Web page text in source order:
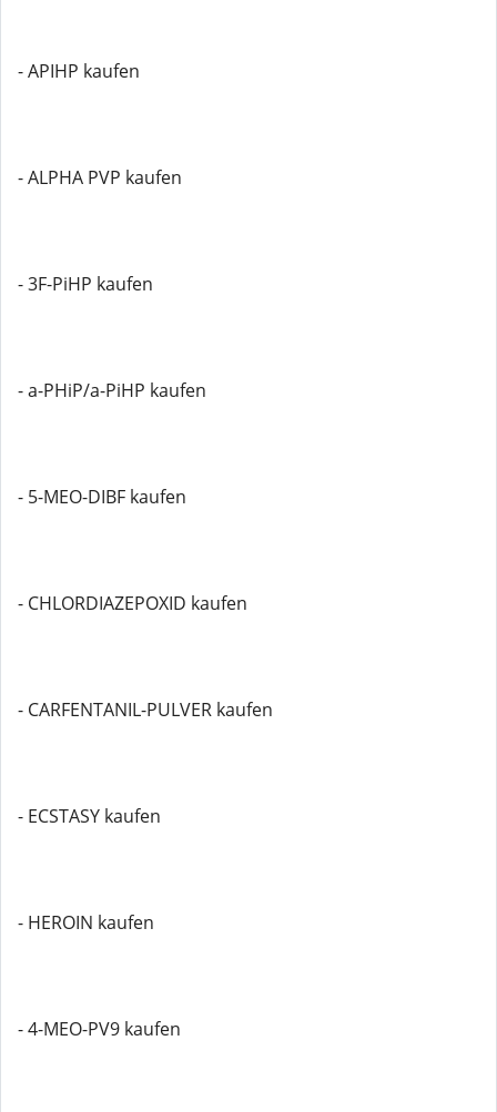
- APIHP kaufen
- ALPHA PVP kaufen
- 3F-PiHP kaufen
- a-PHiP/a-PiHP kaufen
- 5-MEO-DIBF kaufen
- CHLORDIAZEPOXID kaufen
- CARFENTANIL-PULVER kaufen
- ECSTASY kaufen
- HEROIN kaufen
- 4-MEO-PV9 kaufen